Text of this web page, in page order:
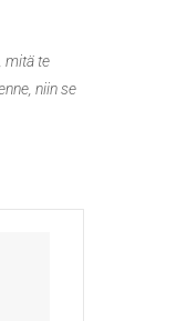
mitä te
niin se